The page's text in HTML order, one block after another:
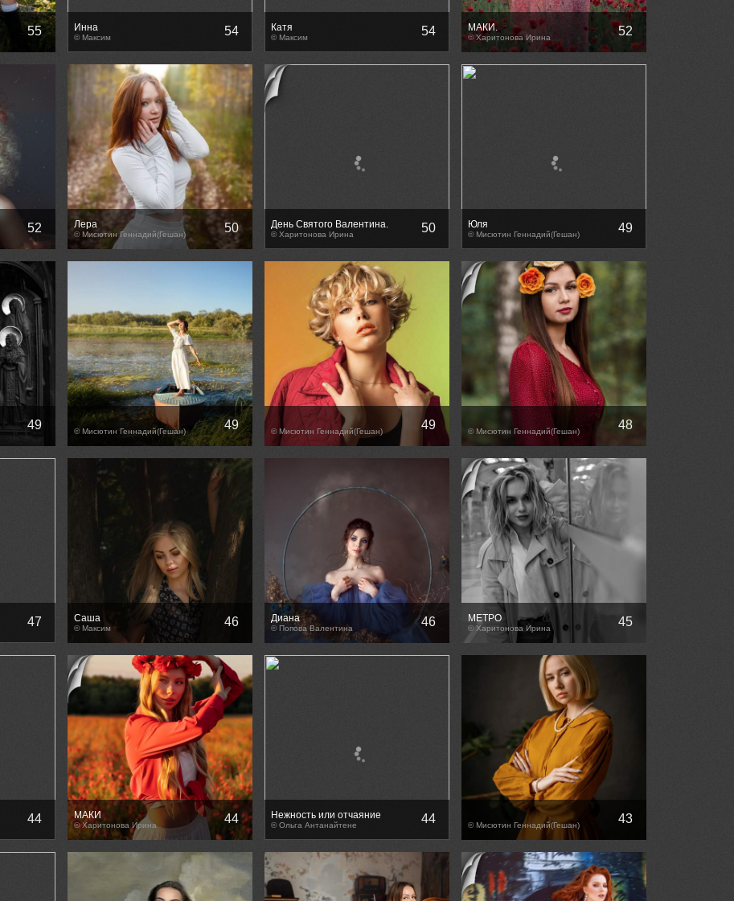
55 Инна
© Максим 54 Катя
© Максим 54 МАКИ.
© Харитонова Ирина 52
52 Лера
© Мисютин Геннадий(Гешан) 50 День Святого Валентина.
© Харитонова Ирина 50 Юля
© Мисютин Геннадий(Гешан) 49
49 © Мисютин Геннадий(Гешан) 49 © Мисютин Геннадий(Гешан) 49 © Мисютин Геннадий(Гешан) 48
47 Саша
© Максим 46 Диана
© Попова Валентина 46 МЕТРО
© Харитонова Ирина 45
44 МАКИ
© Харитонова Ирина 44 Нежность или отчаяние
© Ольга Антанайтене 44 © Мисютин Геннадий(Гешан) 43